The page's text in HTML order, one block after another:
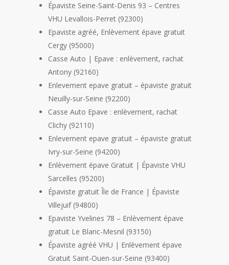
Épaviste Seine-Saint-Denis 93 – Centres
VHU Levallois-Perret (92300)
Epaviste agréé, Enlèvement épave gratuit
Cergy (95000)
Casse Auto | Epave : enlèvement, rachat
Antony (92160)
Enlevement epave gratuit – épaviste gratuit
Neuilly-sur-Seine (92200)
Casse Auto Epave : enlèvement, rachat
Clichy (92110)
Enlevement epave gratuit – épaviste gratuit
Ivry-sur-Seine (94200)
Enlèvement épave Gratuit | Épaviste VHU
Sarcelles (95200)
Épaviste gratuit Île de France | Épaviste
Villejuif (94800)
Epaviste Yvelines 78 – Enlèvement épave
gratuit Le Blanc-Mesnil (93150)
Épaviste agréé VHU | Enlèvement épave
Gratuit Saint-Ouen-sur-Seine (93400)